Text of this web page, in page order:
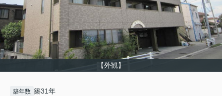
【外観】
築年数 築31年